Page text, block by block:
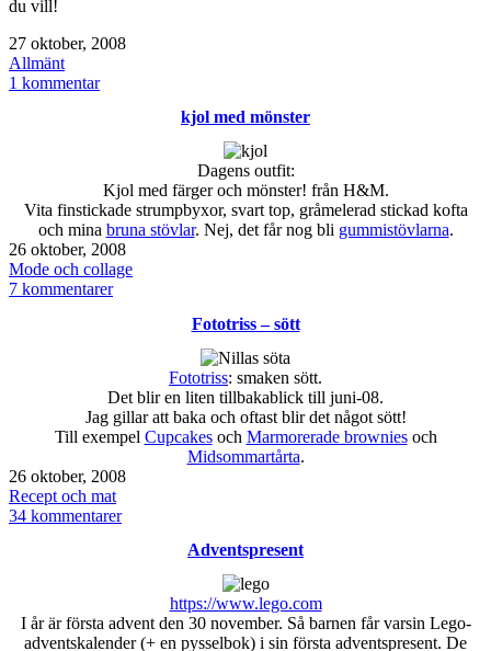
du vill!
Publicerat
den
27 oktober, 2008
Kategoriserat
som
Allmänt
1 kommentartill
kjol med mönster
Dagens outfit:
Kjol med färger och mönster! från H&M.
Vita finstickade strumpbyxor, svart top, gråmelerad stickad kofta
och mina bruna stövlar. Nej, det får nog bli gummistövlarna.
Publicerat
den
26 oktober, 2008
Kategoriserat
som
Mode och collage
7 kommentarertill
Fototriss – sött
Fototriss: smaken sött.
Det blir en liten tillbakablick till juni-08.
Jag gillar att baka och oftast blir det något sött!
Till exempel Cupcakesoch Marmorerade browniesoch
Midsommartårta.
Publicerat
den
26 oktober, 2008
Kategoriserat
som
Recept och mat
34 kommentarertill
Adventspresent
https://www.lego.com
I år är första advent den 30 november. Så barnen får varsin Lego-
adventskalender (+ en pysselbok) i sin första adventspresent. De